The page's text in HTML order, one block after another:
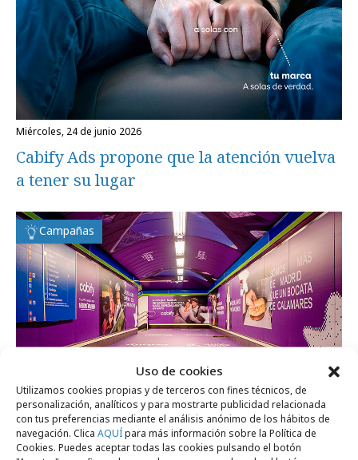
Uso de cookies
Utilizamos cookies propias y de terceros con fines técnicos, de
personalización, analíticos y para mostrarte publicidad relacionada
con tus preferencias mediante el análisis anónimo de los hábitos de
navegación. Clica AQUÍpara más información sobre la Política de
Cookies. Puedes aceptar todas las cookies pulsando el botón
miércoles, 24 de junio 2026
Cabify Ads propone que la atención vuelva
a tener su lugar
Campañas
viernes, 15 de mayo 2026